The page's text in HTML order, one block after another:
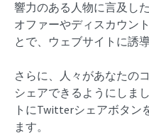
響力のある人物に言及し
オファーやディスカウン
とで、ウェブサイトに誘
さらに、人々があなたの
シェアできるようにしまし
トにTwitterシェアボタン
ます。